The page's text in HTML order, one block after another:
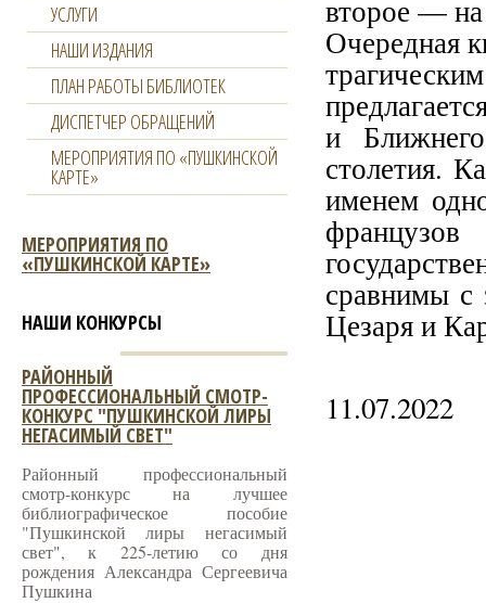
второе — на
Очередная
и
столетия.
именем
сравнимы с
Цезаря и
11.07.2022
УСЛУГИ
НАШИ ИЗДАНИЯ
ПЛАН РАБОТЫ БИБЛИОТЕК
ДИСПЕТЧЕР ОБРАЩЕНИЙ
МЕРОПРИЯТИЯ ПО «ПУШКИНСКОЙ
КАРТЕ»
МЕРОПРИЯТИЯ ПО
«ПУШКИНСКОЙ КАРТЕ»
НАШИ КОНКУРСЫ
РАЙОННЫЙ
ПРОФЕССИОНАЛЬНЫЙ СМОТР-
КОНКУРС "ПУШКИНСКОЙ ЛИРЫ
НЕГАСИМЫЙ СВЕТ"
Районный профессиональный
смотр-конкурс на лучшее
библиографическое пособие
"Пушкинской лиры негасимый
свет", к 225-летию со дня
рождения Александра Сергеевича
Пушкина